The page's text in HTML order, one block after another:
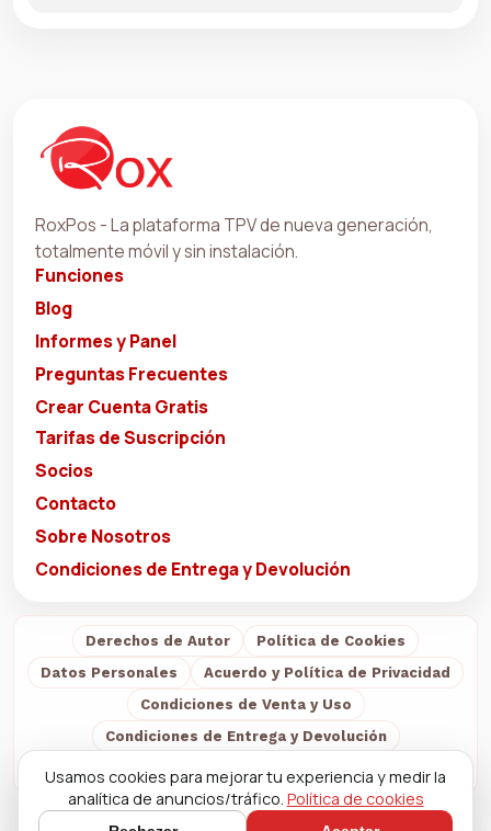
RoxPos - La plataforma TPV de nueva generación,
totalmente móvil y sin instalación.
Funciones
Blog
Informes y Panel
Preguntas Frecuentes
Crear Cuenta Gratis
Tarifas de Suscripción
Socios
Contacto
Sobre Nosotros
Condiciones de Entrega y Devolución
Derechos de Autor
Política de Cookies
Datos Personales
Acuerdo y Política de Privacidad
Condiciones de Venta y Uso
Condiciones de Entrega y Devolución
Sobre Nosotros
Usamos cookies para mejorar tu experiencia y medir la
analítica de anuncios/tráfico. Política de cookies